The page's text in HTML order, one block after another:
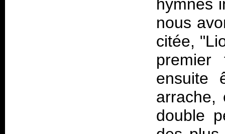
hymnes
nous
citée,
ensuite
arrache,
double